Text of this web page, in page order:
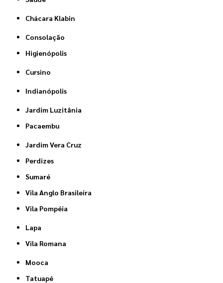
Chácara Klabin
Consolação
Higienópolis
Cursino
Indianópolis
Jardim Luzitânia
Pacaembu
Jardim Vera Cruz
Perdizes
Sumaré
Vila Anglo Brasileira
Vila Pompéia
Lapa
Vila Romana
Mooca
Tatuapé